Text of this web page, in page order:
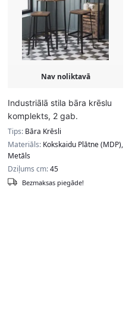
Nav noliktavā
Industriālā stila bāra krēslu
komplekts, 2 gab.
Tips: Bāra Krēsli
Materiāls: Kokskaidu Plātne (MDP),
Metāls
Dziļums cm:45
Bezmaksas piegāde!